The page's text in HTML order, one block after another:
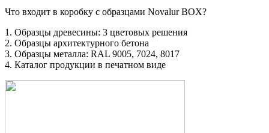
Что входит в коробку с образцами Novalur BOX?
1. Образцы древесины: 3 цветовых решения
2. Образцы архитектурного бетона
3. Образцы металла: RAL 9005, 7024, 8017
4. Каталог продукции в печатном виде